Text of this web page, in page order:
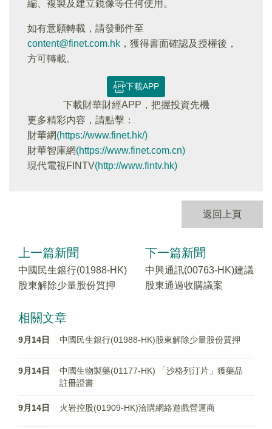
編、複製及建立鏡像等任何使用。
如有意願轉載，請發郵件至
content@finet.com.hk ，獲得書面確認及授權後，
方可轉載。
下載APP
下載財華財經APP，把握投資先機
更多精彩内容，請點擊：
財華網(https://www.finet.hk/)
財華智庫網(https://www.finet.com.cn)
現代電視FINTV(http://www.fintv.hk)
返回上頁
上一篇新聞
中國民生銀行(01988-HK)
股東解除少量股份質押
下一篇新聞
中興通訊(00763-HK)建議
股東通過收購議案
相關文章
9月14日 中國民生銀行(01988-HK)股東解除少量股份質押
9月14日
中國生物製藥(01177-HK) 「沙格列汀片」獲藥品
註冊證書
9月14日 火岩控股(01909-HK)洽購網絡遊戲營運商